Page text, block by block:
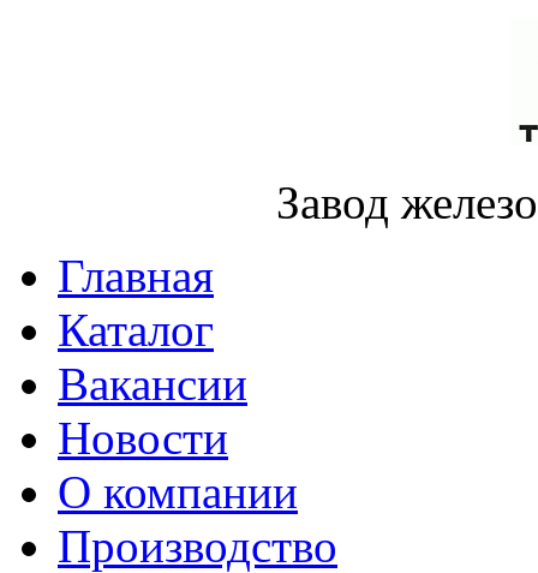
Завод
Главная
Каталог
Вакансии
Новости
О компании
Производство